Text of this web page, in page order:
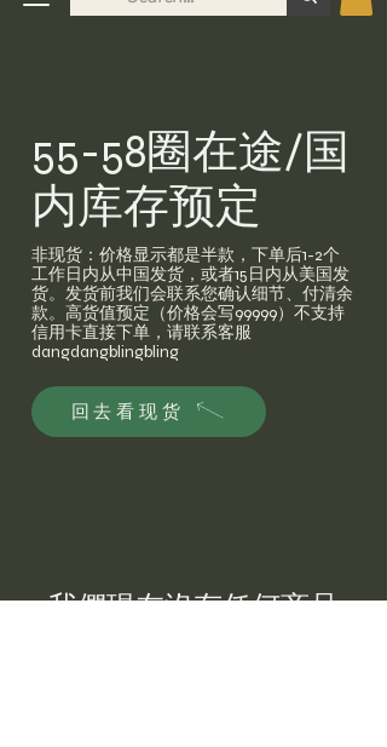
55-58圈在途/国
内库存预定
非现货：价格显示都是半款，下单后1-2个
工作日内从中国发货，或者15日内从美国发
货。发货前我们会联系您确认细节、付清余
款。高货值预定（价格会写99999）不支持
信用卡直接下单，请联系客服
dangdangblingbling
回去看现货
我們現在沒有任何商品